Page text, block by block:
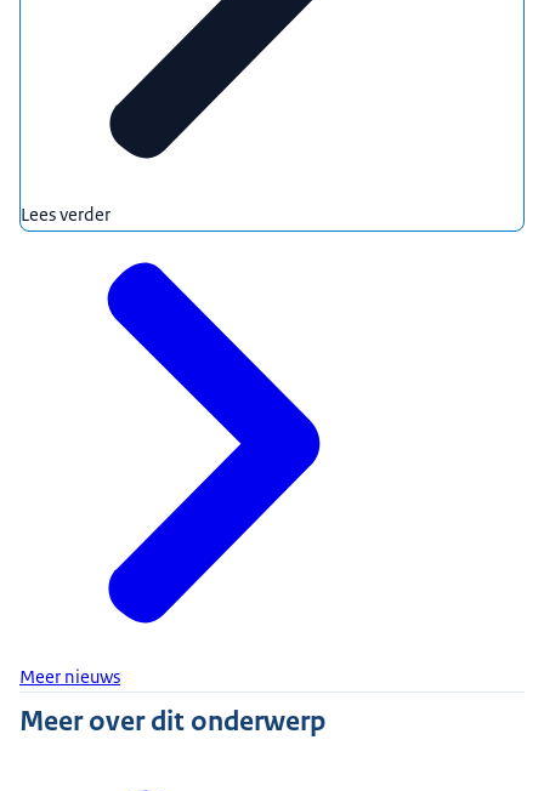
Lees verder
Meer nieuws
Meer over dit onderwerp